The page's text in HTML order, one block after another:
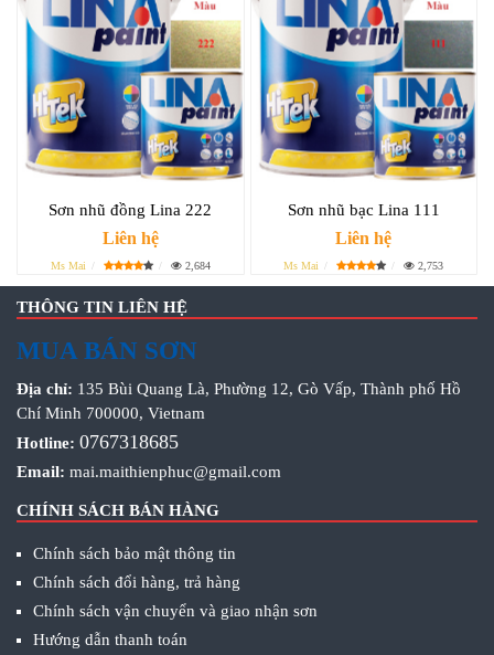
Sơn nhũ đồng Lina 222
Liên hệ
Ms Mai 2,684
Sơn nhũ bạc Lina 111
Liên hệ
Ms Mai 2,753
THÔNG TIN LIÊN HỆ
MUA BÁN SƠN
Địa chỉ: 135 Bùi Quang Là, Phường 12, Gò Vấp, Thành phố Hồ
Chí Minh 700000, Vietnam
Hotline: 0767318685
Email: mai.maithienphuc@gmail.com
CHÍNH SÁCH BÁN HÀNG
Chính sách bảo mật thông tin
Chính sách đổi hàng, trả hàng
Chính sách vận chuyển và giao nhận sơn
Hướng dẫn thanh toán